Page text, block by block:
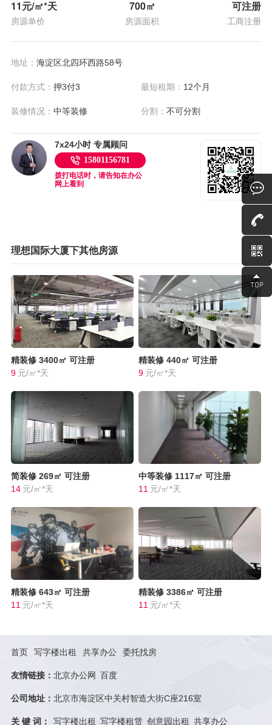
11元/㎡*天
房源单价
700㎡
房源面积
可注册
工商注册
地址： 海淀区北四环西路58号
付款方式： 押3付3 最短租期： 12个月
装修情况： 中等装修 分割：不可分割
7x24小时 专属顾问
15801156781
拨打电话时，请告知在办公
网上看到
理想国际大厦下其他房源
精装修 3400㎡ 可注册
9 元/㎡*天
精装修 440㎡ 可注册
9 元/㎡*天
简装修 269㎡ 可注册
14 元/㎡*天
中等装修 1117㎡ 可注册
11 元/㎡*天
精装修 643㎡ 可注册
11 元/㎡*天
精装修 3386㎡ 可注册
11 元/㎡*天
首页 写字楼出租 共享办公 委托找房
友情链接： 北京办公网 百度
公司地址： 北京市海淀区中关村智造大街C座216室
关 键 词： 写字楼出租 写字楼租赁 创意园出租 共享办公